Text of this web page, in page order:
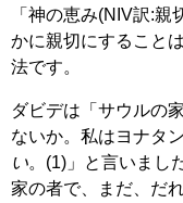
「神の恵み(NIV訳:
かに親切にすること
法です。
ダビデは「サウルの
ないか。私はヨナタ
い。(1)」と言いまし
家の者で、まだ、だ